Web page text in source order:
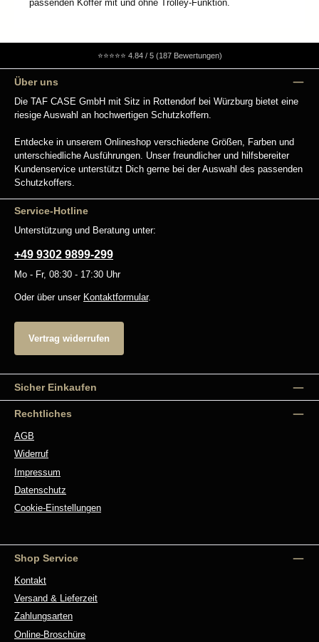
passenden Koffer mit und ohne Trolley-Funktion.
⭐⭐⭐⭐⭐ 4.84 / 5 (187 Bewertungen)
Über uns
Die TAF CASE GmbH mit Sitz in Rottendorf bei Würzburg bietet eine
riesige Auswahl an hochwertigen Schutzkoffern.
Entdecke in unserem Onlineshop verschiedene Größen, Farben und
unterschiedliche Ausführungen. Unser freundlicher und hilfsbereiter
Kundenservice unterstützt Dich gerne bei der Auswahl des passenden
Schutzkoffers.
Service-Hotline
Unterstützung und Beratung unter:
+49 9302 9899-299
Mo - Fr, 08:30 - 17:30 Uhr
Oder über unser Kontaktformular.
Vertrag widerrufen
Sicher Einkaufen
Rechtliches
AGB
Widerruf
Impressum
Datenschutz
Cookie-Einstellungen
Shop Service
Kontakt
Versand & Lieferzeit
Zahlungsarten
Online-Broschüre